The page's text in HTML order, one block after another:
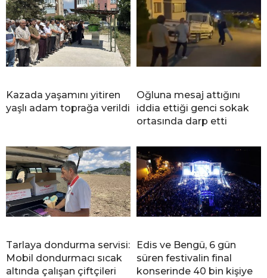
Kazada yaşamını yitiren
yaşlı adam toprağa verildi
Oğluna mesaj attığını
iddia ettiği genci sokak
ortasında darp etti
Tarlaya dondurma servisi:
Mobil dondurmacı sıcak
altında çalışan çiftçileri
Edis ve Bengü, 6 gün
süren festivalin final
konserinde 40 bin kişiye